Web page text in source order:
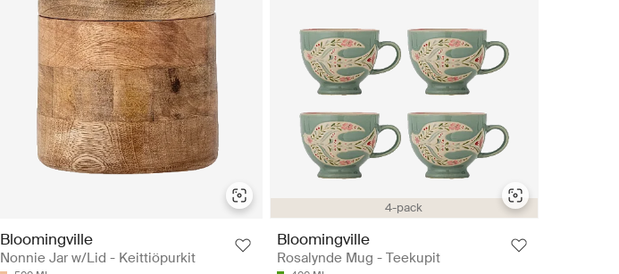
Bloomingville
Nonnie Jar w/Lid - Keittiöpurkit
4-pack
Bloomingville
Rosalynde Mug - Teekupit